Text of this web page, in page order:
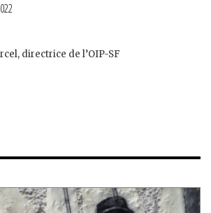
directrice de l’OIP-SF